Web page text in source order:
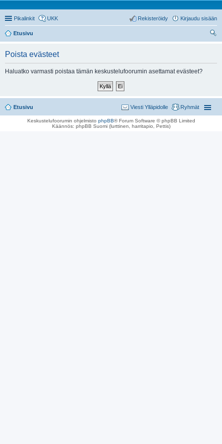
Pikalinkit UKK Kirjaudu sisään
Rekisteröidy
Etusivu
Poista evästeet
Haluatko varmasti poistaa tämän keskustelufoorumin asettamat evästeet?
Etusivu Ryhmät
Viesti Ylläpidolle
Keskustelufoorumin ohjelmisto phpBB® Forum Software © phpBB Limited
Käännös: phpBB Suomi (lurttinen, harritapio, Pettis)